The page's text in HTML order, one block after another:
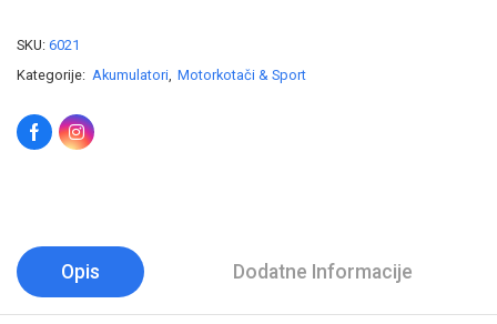
SKU: 6021
Kategorije: Akumulatori, Motorkotači & Sport
Opis Dodatne Informacije